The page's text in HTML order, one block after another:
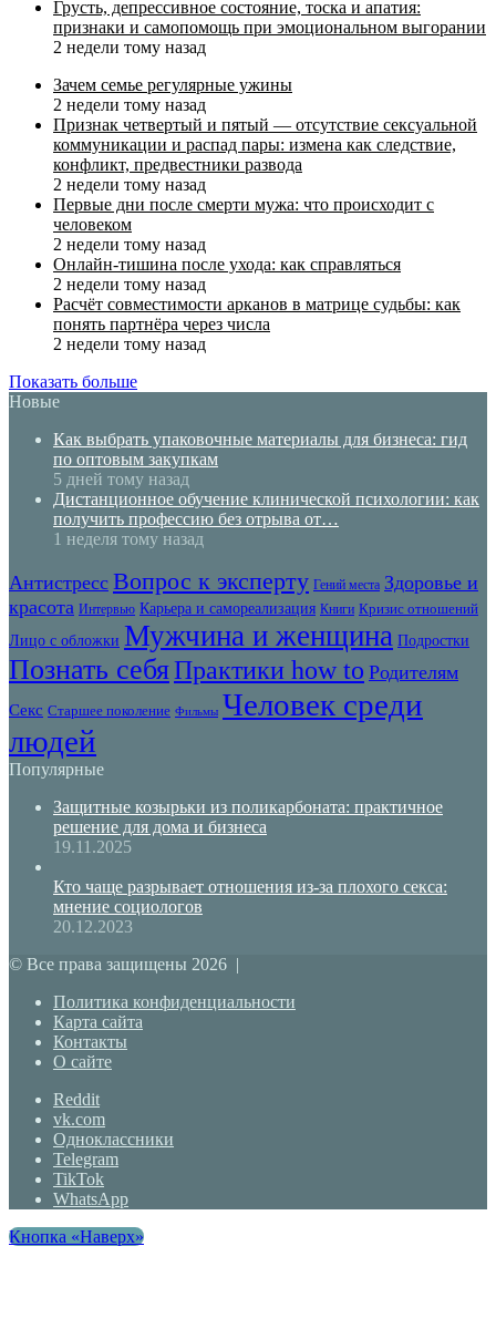
Грусть, депрессивное состояние, тоска и апатия:
признаки и самопомощь при эмоциональном выгорании
2 недели тому назад
Зачем семье регулярные ужины
2 недели тому назад
Признак четвертый и пятый — отсутствие сексуальной
коммуникации и распад пары: измена как следствие,
конфликт, предвестники развода
2 недели тому назад
Первые дни после смерти мужа: что происходит с
человеком
2 недели тому назад
Онлайн-тишина после ухода: как справляться
2 недели тому назад
Расчёт совместимости арканов в матрице судьбы: как
понять партнёра через числа
2 недели тому назад
Показать больше
Новые
Как выбрать упаковочные материалы для бизнеса: гид
по оптовым закупкам
5 дней тому назад
Дистанционное обучение клинической психологии: как
получить профессию без отрыва от…
1 неделя тому назад
Антистресс Вопрос к эксперту Гений места Здоровье и
красота Интервью Карьера и самореализация Книги Кризис отношений
Лицо с обложки Мужчина и женщина Подростки
Познать себяПрактики how to Родителям
Секс Старшее поколение Фильмы Человек среди
людей
Популярные
Защитные козырьки из поликарбоната: практичное
решение для дома и бизнеса
19.11.2025
Кто чаще разрывает отношения из-за плохого секса:
мнение социологов
20.12.2023
© Все права защищены 2026 |
Политика конфиденциальности
Карта сайта
Контакты
О сайте
Reddit
vk.com
Одноклассники
Telegram
TikTok
WhatsApp
Кнопка «Наверх»